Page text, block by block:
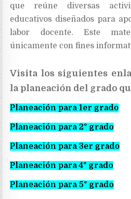
que reúne diversas
educativos diseñados para
labor docente. Este
únicamente con fines
Visita los siguientes
la planeación del grado
Planeación para 1er grado
Planeación para 2° grado
Planeación para 3er grado
Planeación para 4° grado
Planeación para 5° grado